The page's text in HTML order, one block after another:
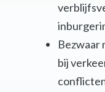
Bezwaar
bij